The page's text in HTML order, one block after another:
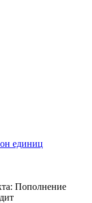
единиц
Пополнение